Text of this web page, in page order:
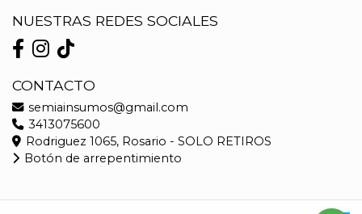
NUESTRAS REDES SOCIALES
CONTACTO
semiainsumos@gmail.com
3413075600
Rodriguez 1065, Rosario - SOLO RETIROS
Botón de arrepentimiento